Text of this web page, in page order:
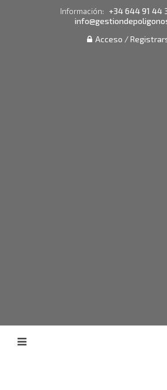
Información: +34 644 91 44
Acceso /